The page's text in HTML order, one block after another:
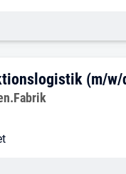
für die (m/w/